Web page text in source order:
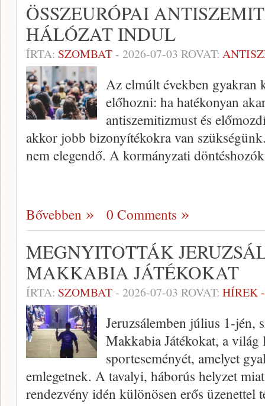
ÖSSZEURÓPAI
HÁLÓZAT INDUL
ÍRTA: SZOMBAT- 2026-07-03 ROVAT:
Az elmúlt években gyakran
előhozni: ha hatékonyan
antiszemitizmust és
akkor jobb bizonyítékokra van
nem elegendő. A kormányzati
Bővebben 0 Comments
MEGNYITOTTÁK
MAKKABIA JÁTÉKOKAT
ÍRTA: SZOMBAT- 2026-07-03 ROVAT: HÍREK
Jeruzsálemben július 1-jén,
Makkabia Játékokat, a világ
sporteseményét, amelyet
emlegetnek. A tavalyi, háborús helyzet
rendezvény idén különösen erős üzenettel